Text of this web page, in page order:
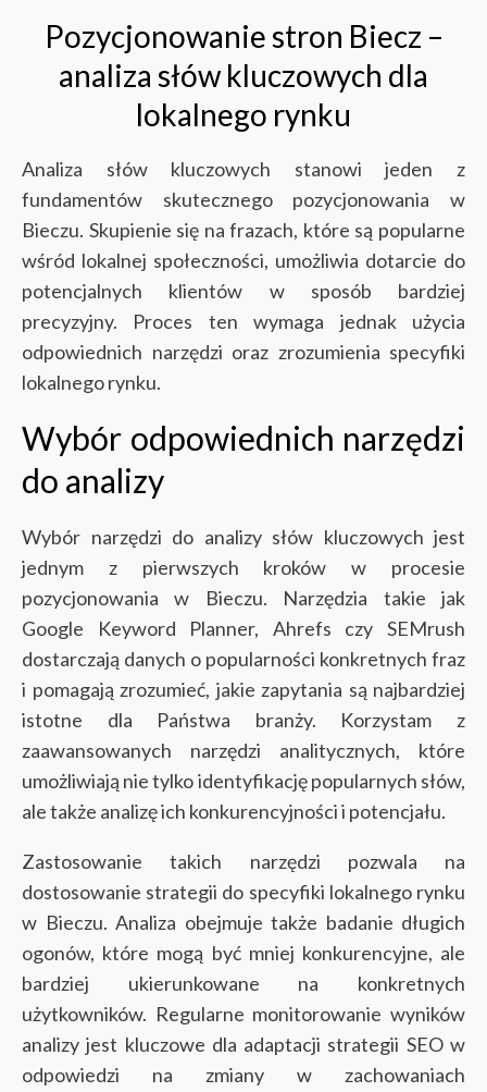
Pozycjonowanie stron Biecz –
analiza słów kluczowych dla
lokalnego rynku
Analiza słów kluczowych stanowi jeden z
fundamentów skutecznego pozycjonowania w
Bieczu. Skupienie się na frazach, które są popularne
wśród lokalnej społeczności, umożliwia dotarcie do
potencjalnych klientów w sposób bardziej
precyzyjny. Proces ten wymaga jednak użycia
odpowiednich narzędzi oraz zrozumienia specyfiki
lokalnego rynku.
Wybór odpowiednich narzędzi
do analizy
Wybór narzędzi do analizy słów kluczowych jest
jednym z pierwszych kroków w procesie
pozycjonowania w Bieczu. Narzędzia takie jak
Google Keyword Planner, Ahrefs czy SEMrush
dostarczają danych o popularności konkretnych fraz
i pomagają zrozumieć, jakie zapytania są najbardziej
istotne dla Państwa branży. Korzystam z
zaawansowanych narzędzi analitycznych, które
umożliwiają nie tylko identyfikację popularnych słów,
ale także analizę ich konkurencyjności i potencjału.
Zastosowanie takich narzędzi pozwala na
dostosowanie strategii do specyfiki lokalnego rynku
w Bieczu. Analiza obejmuje także badanie długich
ogonów, które mogą być mniej konkurencyjne, ale
bardziej ukierunkowane na konkretnych
użytkowników. Regularne monitorowanie wyników
analizy jest kluczowe dla adaptacji strategii SEO w
odpowiedzi na zmiany w zachowaniach